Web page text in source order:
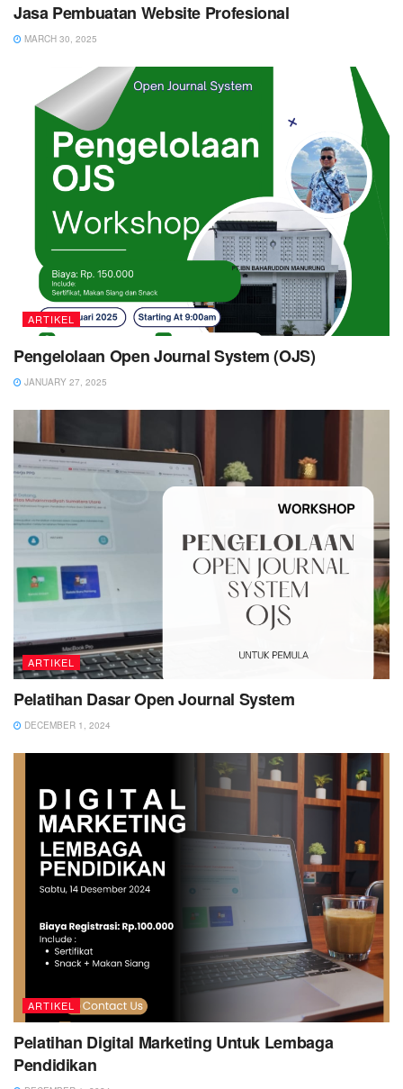
Jasa Pembuatan Website Profesional
MARCH 30, 2025
ARTIKEL
Pengelolaan Open Journal System (OJS)
JANUARY 27, 2025
ARTIKEL
Pelatihan Dasar Open Journal System
DECEMBER 1, 2024
ARTIKEL
Pelatihan Digital Marketing Untuk Lembaga
Pendidikan